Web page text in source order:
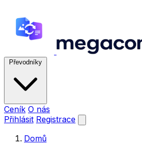
Převodníky
Ceník O nás
Přihlásit Registrace
Domů